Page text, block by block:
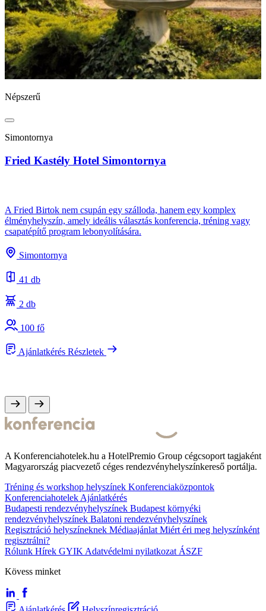
Népszerű
Simontornya
Fried Kastély Hotel Simontornya
A Fried Birtok nem csupán egy szálloda, hanem egy komplex
élményhelyszín, amely ideális választás konferencia, tréning vagy
csapatépítő program lebonyolítására.
Simontornya
41 db
2 db
100 fő
Ajánlatkérés Részletek
A Konferenciahotelek.hu a HotelPremio Group cégcsoport tagjaként
Magyarország piacvezető céges rendezvényhelyszínkereső portálja.
Tréning és workshop helyszínek Konferenciaközpontok
Konferenciahotelek Ajánlatkérés
Budapesti rendezvényhelyszínek Budapest környéki
rendezvényhelyszínek Balatoni rendezvényhelyszínek
Regisztráció helyszíneknek Médiaajánlat Miért éri meg helyszínként
regisztrálni?
Rólunk Hírek GYIK Adatvédelmi nyilatkozat ÁSZF
Kövess minket